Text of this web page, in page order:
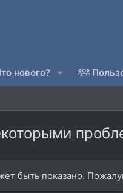
нового?
быть показано.